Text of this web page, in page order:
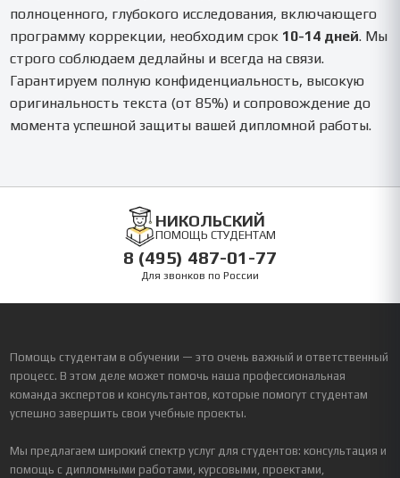
полноценного, глубокого исследования, включающего
программу коррекции, необходим срок 10-14 дней. Мы
строго соблюдаем дедлайны и всегда на связи.
Гарантируем полную конфиденциальность, высокую
оригинальность текста (от 85%) и сопровождение до
момента успешной защиты вашей дипломной работы.
НИКОЛЬСКИЙ
ПОМОЩЬ СТУДЕНТАМ
8 (495) 487-01-77
Для звонков по России
Помощь студентам в обучении — это очень важный и ответственный
процесс. В этом деле может помочь наша профессиональная
команда экспертов и консультантов, которые помогут студентам
успешно завершить свои учебные проекты.
Мы предлагаем широкий спектр услуг для студентов: консультация и
помощь с дипломными работами, курсовыми, проектами,